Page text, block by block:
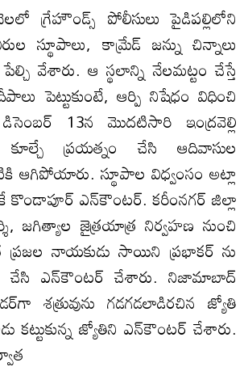
గ్రేహౌండ్స్‌ పోలీసులు పైడిపల్లిలోని
స్థూపాలు, కామ్రేడ్‌ జన్ను చిన్నాలు
వేశారు. ఆ స్థలాన్ని నేలమట్టం చేస్తే
పెట్టుకుంటే, ఆర్పి నిషేధం విధించి
13న మొదటిసారి ఇంద్రవెల్లి
ప్రయత్నం చేసి ఆదివాసుల
ఆగిపోయారు. స్థూపాల విధ్వంసం అట్లా
కొండాపూర్‌ ఎన్‌కౌంటర్‌. కరీంనగర్‌ జిల్లా
జగిత్యాల జైత్రయాత్ర నిర్వహణ నుంచి
ప్రజల నాయకుడు సాయిని ప్రభాకర్‌ ను
చేసి ఎన్‌కౌంటర్‌ చేశారు. నిజామాబాద్‌
శత్రువును గడగడలాడిరచిన జ్యోతి
కట్టుకున్న జ్యోతిని ఎన్‌కౌంటర్‌ చేశారు.